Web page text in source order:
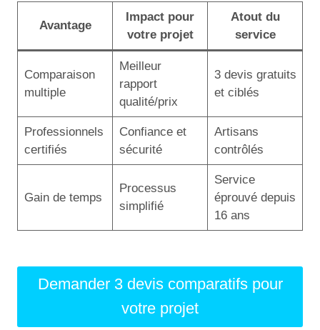
Avantage
Impact pour
votre projet
Atout du
service
Comparaison
multiple
Meilleur
rapport
qualité/prix
3 devis gratuits
et ciblés
Professionnels
certifiés
Confiance et
sécurité
Artisans
contrôlés
Gain de temps
Processus
simplifié
Service
éprouvé depuis
16 ans
Demander 3 devis comparatifs pour
votre projet